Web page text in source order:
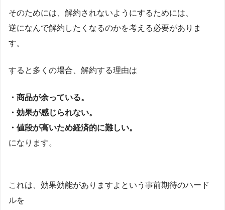
そのためには、解約されないようにするためには、
逆になんで解約したくなるのかを考える必要がありま
す。
すると多くの場合、解約する理由は
・商品が余っている。
・効果が感じられない。
・値段が高いため経済的に難しい。
になります。
これは、効果効能がありますよという事前期待のハード
ルを